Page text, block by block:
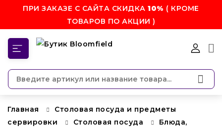
ПРИ ЗАКАЗЕ С САЙТА СКИДКА10% ( КРОМЕ
ТОВАРОВ ПО АКЦИИ )
Главная
Столовая посуда и предметы
сервировки
Столовая посуда
Блюда,